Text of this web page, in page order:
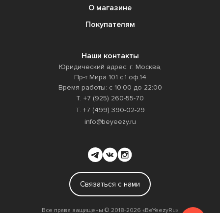
О магазине
Покупателям
Наши контакты
Юридический адрес: г. Москва,
Пр-т Мира 101 с.1 оф.14
Время работы: с 10:00 до 22:00
Т. +7 (925) 260-55-70
Т. +7 (499) 390-02-29
info@beyeezy.ru
Связаться с нами
Все права защищены ©️ 2018-2026 «BeYeezyRu»